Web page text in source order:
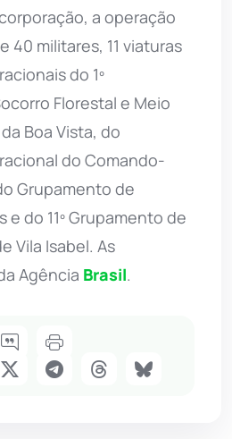
a operação
40 militares, 11 viaturas
do 1º
Florestal e Meio
Boa Vista, ⁠do
do Comando-
⁠Grupamento de
e ⁠do 11º Grupamento de
Vila Isabel. As
Agência Brasil.